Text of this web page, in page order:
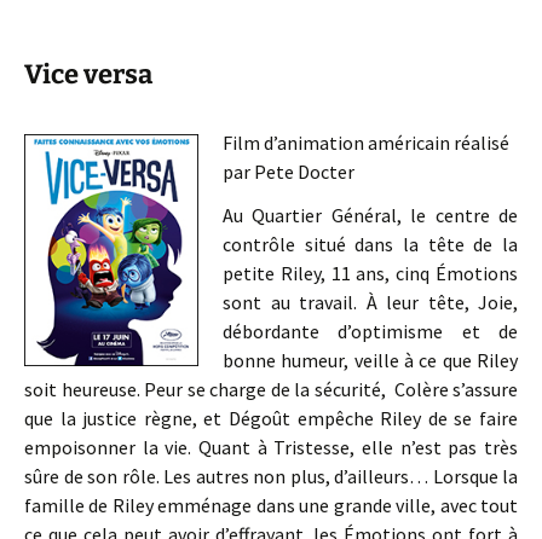
Vice versa
Film d’animation américain réalisé
par Pete Docter
Au Quartier Général, le centre de
contrôle situé dans la tête de la
petite Riley, 11 ans, cinq Émotions
sont au travail. À leur tête, Joie,
débordante d’optimisme et de
bonne humeur, veille à ce que Riley
soit heureuse. Peur se charge de la sécurité, Colère s’assure
que la justice règne, et Dégoût empêche Riley de se faire
empoisonner la vie. Quant à Tristesse, elle n’est pas très
sûre de son rôle. Les autres non plus, d’ailleurs… Lorsque la
famille de Riley emménage dans une grande ville, avec tout
ce que cela peut avoir d’effrayant, les Émotions ont fort à